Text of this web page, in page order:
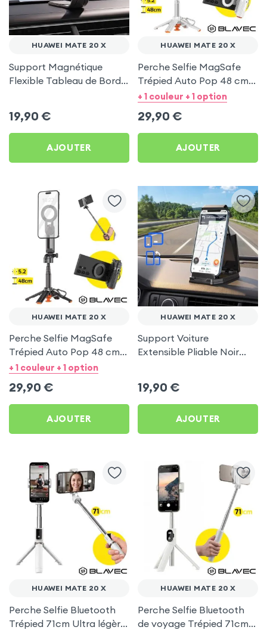
HUAWEI MATE 20 X
Support Magnétique
Flexible Tableau de Bord
19,90 €
AJOUTER
HUAWEI MATE 20 X
Perche Selfie MagSafe
Trépied Auto Pop 48 cm
Blanc pour Huawei Mate
+ 1 couleur + 1 option
29,90 €
AJOUTER
HUAWEI MATE 20 X
Perche Selfie MagSafe
Trépied Auto Pop 48 cm
Noir pour Huawei Mate 20
+ 1 couleur + 1 option
29,90 €
AJOUTER
HUAWEI MATE 20 X
Support Voiture
Extensible Pliable Noir
19,90 €
AJOUTER
HUAWEI MATE 20 X
Perche Selfie Bluetooth
Trépied 71cm Ultra légère
HUAWEI MATE 20 X
Perche Selfie Bluetooth
de voyage Trépied 71cm -